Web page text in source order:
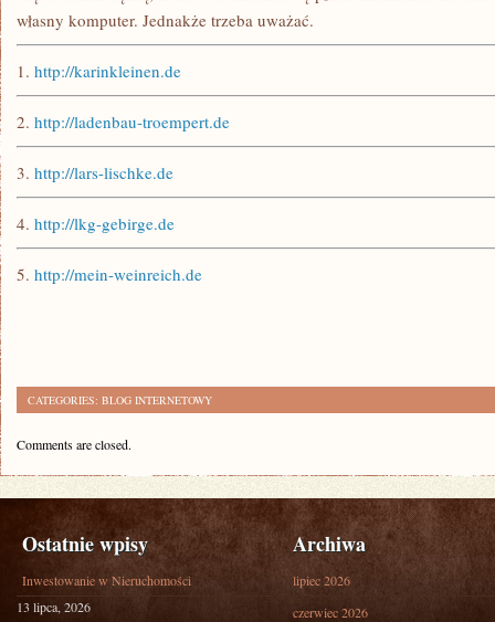
własny komputer. Jednakże trzeba uważać.
1. http://karinkleinen.de
2. http://ladenbau-troempert.de
3. http://lars-lischke.de
4. http://lkg-gebirge.de
5. http://mein-weinreich.de
CATEGORIES: BLOG INTERNETOWY
Comments are closed.
Ostatnie wpisy
Inwestowanie w Nieruchomości
13 lipca, 2026
Archiwa
lipiec 2026
czerwiec 2026